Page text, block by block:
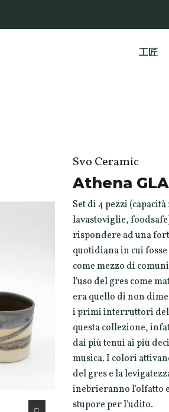
工匠
Svo Ceramic
Athena
Set di 4 pezzi
lavastoviglie,
rispondere ad una
quotidiana in cui
come mezzo di
l'uso del gres come
era quello di non
i primi interruttori
questa collezione,
dai più tenui ai più
musica. I colori
del gres e la
inebrieranno l'olfatto
stupore per l'udito.